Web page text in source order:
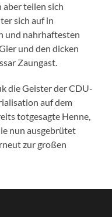
aber teilen sich
sich auf in
und nahrhaftesten
und den dicken
Zaungast.
die Geister der CDU-
auf dem
totgesagte Henne,
nun ausgebrütet
zur großen